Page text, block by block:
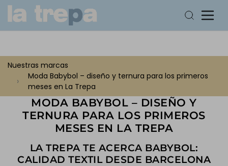
Nuestras marcas
Moda Babybol – diseño y ternura para los primeros
meses en La Trepa
MODA BABYBOL – DISEÑO Y
TERNURA PARA LOS PRIMEROS
MESES EN LA TREPA
LA TREPA TE ACERCA BABYBOL:
CALIDAD TEXTIL DESDE BARCELONA